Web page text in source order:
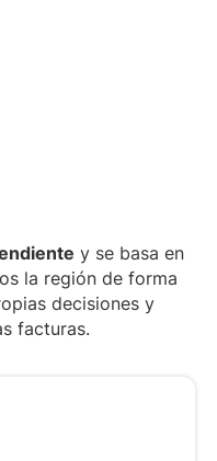
y se basa en
la región de forma
decisiones y
facturas.